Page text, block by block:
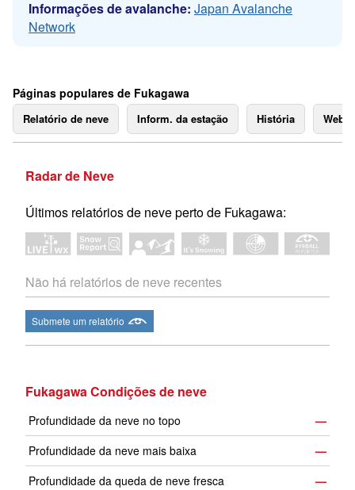
Informações de avalanche: Japan Avalanche
Network
Páginas populares de Fukagawa
Relatório de neve Inform. da estação História
Radar de Neve
Últimos relatórios de neve perto de Fukagawa:
Não há relatórios de neve recentes
Submete um relatório
Fukagawa Condições de neve
Profundidade da neve no topo
—
Profundidade da neve mais baixa
—
Profundidade da queda de neve fresca
—